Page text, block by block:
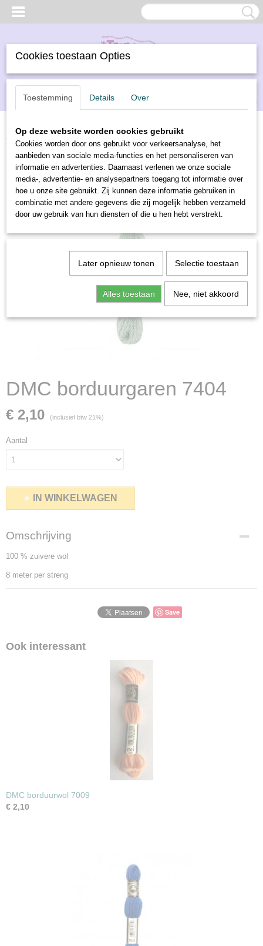
Inloggen Registreren
(0)
Home>Borduren>DMC borduurwol>DMC borduurgaren 7404
DMC borduurgaren 7404
€ 2,10 (inclusief btw 21%)
Aantal
IN WINKELWAGEN
Omschrijving
100 % zuivere wol
8 meter per streng
Save
Ook interessant
DMC borduurwol 7009
€ 2,10
Cookies toestaan Opties
Toestemming Details Over
Op deze website worden cookies gebruikt
Cookies worden door ons gebruikt voor verkeersanalyse, het
aanbieden van sociale media-functies en het personaliseren van
informatie en advertenties. Daarnaast verlenen we onze sociale
media-, advertentie- en analysepartners toegang tot informatie over
hoe u onze site gebruikt. Zij kunnen deze informatie gebruiken in
combinatie met andere gegevens die zij mogelijk hebben verzameld
door uw gebruik van hun diensten of die u hen hebt verstrekt.
Later opnieuw tonen Selectie toestaan
Alles toestaan Nee, niet akkoord